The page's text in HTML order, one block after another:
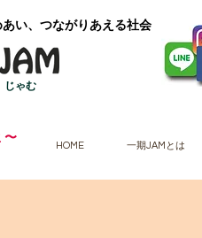
い、つながりあえる社会
ゃむ
〜
HOME 一期JAMとは